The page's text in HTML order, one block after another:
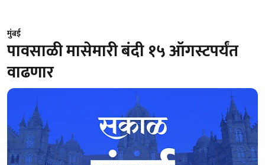
मुंबई
पावसाळी मासेमारी बंदी १५ ऑगस्टपर्यंत
वाढणार